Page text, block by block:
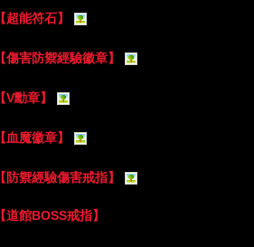
【超能符石】
【傷害防禦經驗徽章】
【V勳章】
【血魔徽章】
【防禦經驗傷害戒指】
【道館BOSS戒指】